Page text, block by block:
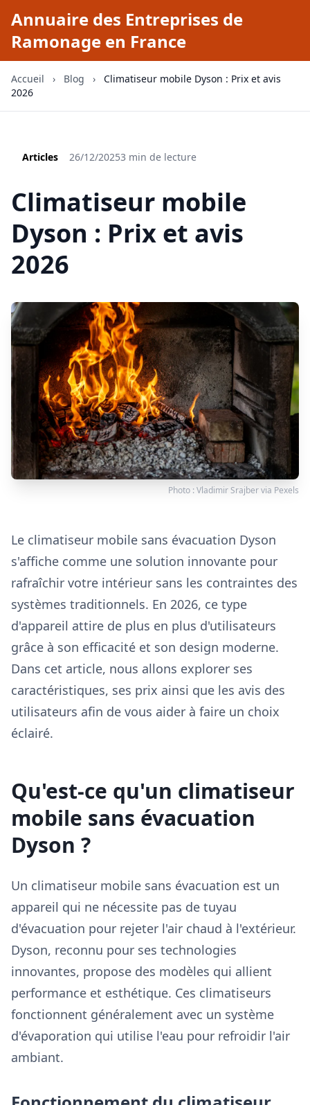
Annuaire des Entreprises de
Ramonage en France
Accueil › Blog ›
Climatiseur mobile Dyson : Prix et avis
2026
Articles 26/12/20253 min de lecture
Climatiseur mobile
Dyson : Prix et avis
2026
Photo :Vladimir Srajbervia Pexels
Le climatiseur mobile sans évacuation Dyson
s'affiche comme une solution innovante pour
rafraîchir votre intérieur sans les contraintes des
systèmes traditionnels. En 2026, ce type
d'appareil attire de plus en plus d'utilisateurs
grâce à son efficacité et son design moderne.
Dans cet article, nous allons explorer ses
caractéristiques, ses prix ainsi que les avis des
utilisateurs afin de vous aider à faire un choix
éclairé.
Qu'est-ce qu'un climatiseur
mobile sans évacuation
Dyson ?
Un climatiseur mobile sans évacuation est un
appareil qui ne nécessite pas de tuyau
d'évacuation pour rejeter l'air chaud à l'extérieur.
Dyson, reconnu pour ses technologies
innovantes, propose des modèles qui allient
performance et esthétique. Ces climatiseurs
fonctionnent généralement avec un système
d'évaporation qui utilise l'eau pour refroidir l'air
ambiant.